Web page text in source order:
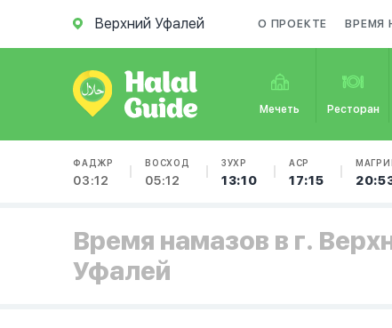
Верхний Уфалей О ПРОЕКТЕ ВРЕМЯ
Мечеть Ресторан
ФАДЖР
03:12
ВОСХОД
05:12
ЗУХР
13:10
АСР
17:15
Время намазов в г.
Уфалей